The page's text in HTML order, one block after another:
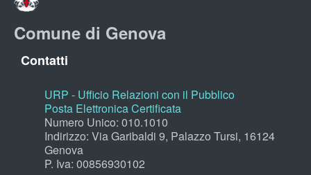
Comune di Genova
Contatti
URP - Ufficio Relazioni con il Pubblico
Posta Elettronica Certificata
Numero Unico: 010.1010
Indirizzo: Via Garibaldi 9, Palazzo Tursi, 16124
Genova
P. Iva: 00856930102